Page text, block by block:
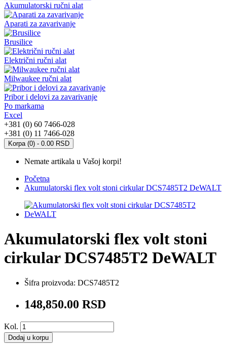
Akumulatorski ručni alat
Aparati za zavarivanje
Brusilice
Električni ručni alat
Milwaukee ručni alat
Pribor i delovi za zavarivanje
Po markama
Excel
+381 (0) 60 7466-028
+381 (0) 11 7466-028
Korpa (0) - 0.00 RSD
Nemate artikala u Vašoj korpi!
Početna
Akumulatorski flex volt stoni cirkular DCS7485T2 DeWALT
Akumulatorski flex volt stoni
cirkular DCS7485T2 DeWALT
Šifra proizvoda: DCS7485T2
148,850.00 RSD
Kol.
Dodaj u korpu